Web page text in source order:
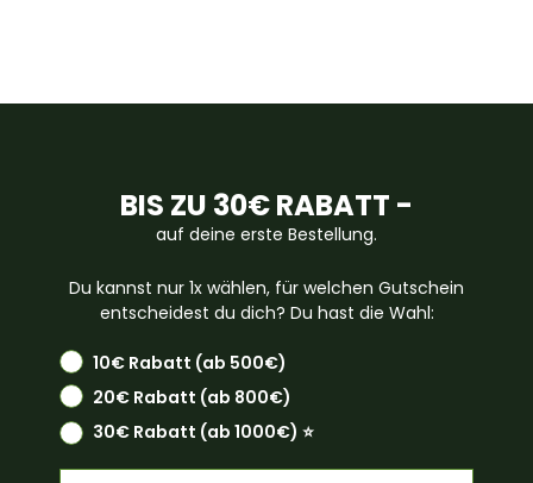
BIS ZU 30€ RABATT -
auf deine erste Bestellung.
Du kannst nur 1x wählen, für welchen Gutschein
entscheidest du dich? Du hast die Wahl:
10€ Rabatt (ab 500€)
20€ Rabatt (ab 800€)
30€ Rabatt (ab 1000€) ⭐️